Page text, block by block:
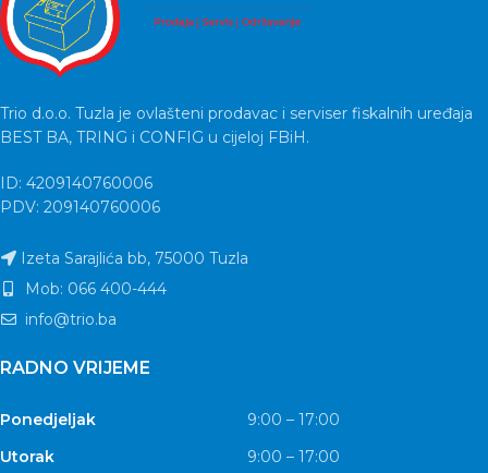
Trio d.o.o. Tuzla je ovlašteni prodavac i serviser fiskalnih uređaja
BEST BA, TRING i CONFIG u cijeloj FBiH.
ID: 4209140760006
PDV: 209140760006
Izeta Sarajlića bb, 75000 Tuzla
Mob: 066 400-444
info@trio.ba
RADNO VRIJEME
Ponedjeljak
9:00 – 17:00
Utorak
9:00 – 17:00